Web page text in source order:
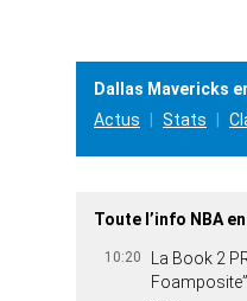
Dallas Mavericks
Actus
Stats
Toute l’info NBA
10:20
La Book 2